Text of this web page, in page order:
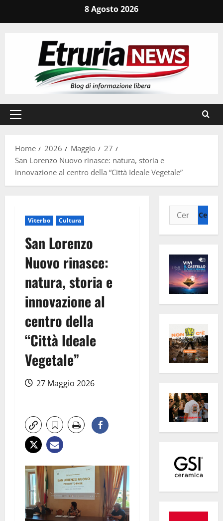
8 Agosto 2026
Menu
Home
2026 Maggio
27
San Lorenzo Nuovo rinasce: natura, storia e
innovazione al centro della “Città Ideale Vegetale”
Viterbo Cultura
San Lorenzo
Nuovo rinasce:
natura, storia e
innovazione al
centro della
“Città Ideale
Vegetale”
27 Maggio 2026
Ricerca
per: